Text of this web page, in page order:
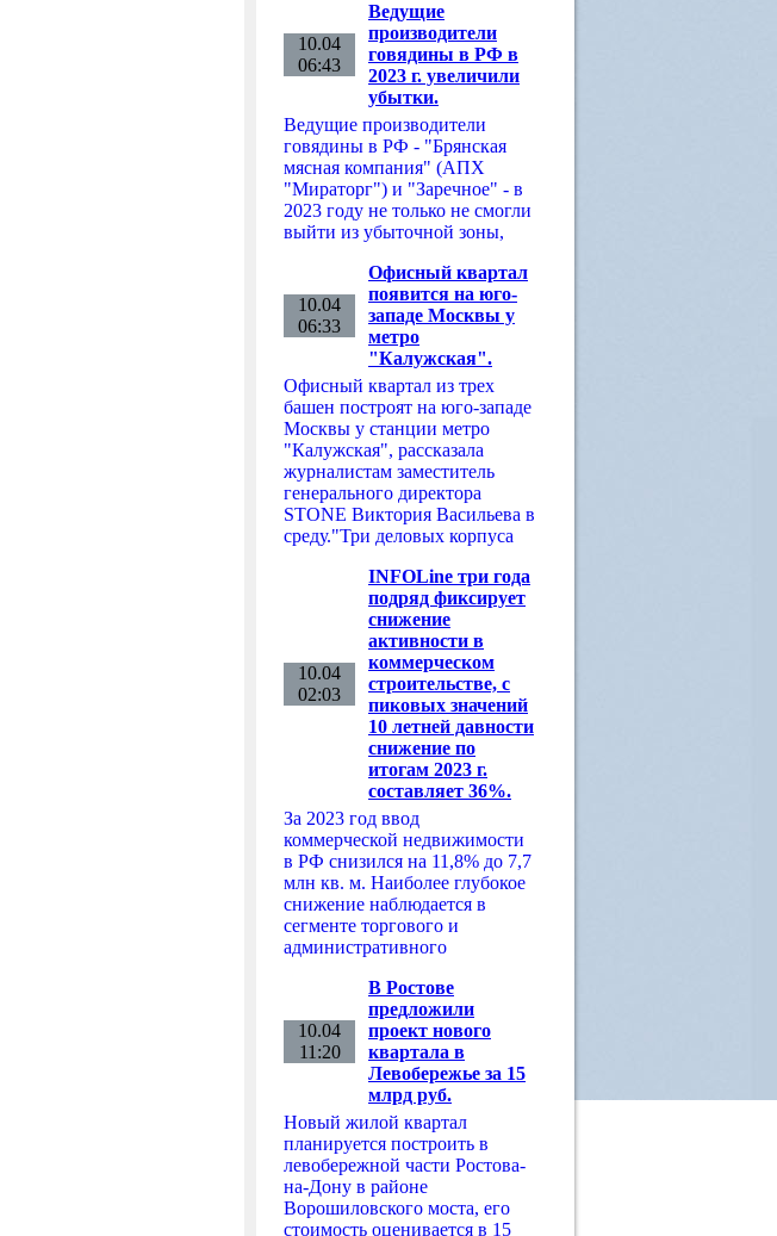
10.04
06:43
Ведущие
производители
говядины в РФ в
2023 г. увеличили
убытки.
Ведущие производители
говядины в РФ - "Брянская
мясная компания" (АПХ
"Мираторг") и "Заречное" - в
2023 году не только не смогли
выйти из убыточной зоны,
10.04
06:33
Офисный квартал
появится на юго-
западе Москвы у
метро
"Калужская".
Офисный квартал из трех
башен построят на юго-западе
Москвы у станции метро
"Калужская", рассказала
журналистам заместитель
генерального директора
STONE Виктория Васильева в
среду."Три деловых корпуса
10.04
02:03
INFOLine три года
подряд фиксирует
снижение
активности в
коммерческом
строительстве, с
пиковых значений
10 летней давности
снижение по
итогам 2023 г.
составляет 36%.
За 2023 год ввод
коммерческой недвижимости
в РФ снизился на 11,8% до 7,7
млн кв. м. Наиболее глубокое
снижение наблюдается в
сегменте торгового и
административного
10.04
11:20
В Ростове
предложили
проект нового
квартала в
Левобережье за 15
млрд руб.
Новый жилой квартал
планируется построить в
левобережной части Ростова-
на-Дону в районе
Ворошиловского моста, его
стоимость оценивается в 15